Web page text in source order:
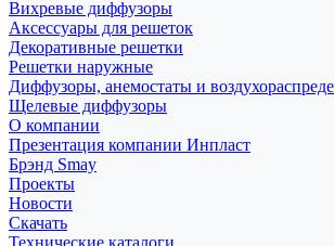
Вихревые диффузоры
Аксессуары для решеток
Декоративные решетки
Решетки наружные
Диффузоры, анемостаты и
Щелевые диффузоры
О компании
Презентация компании Инпласт
Брэнд Smay
Проекты
Новости
Скачать
Технические каталоги